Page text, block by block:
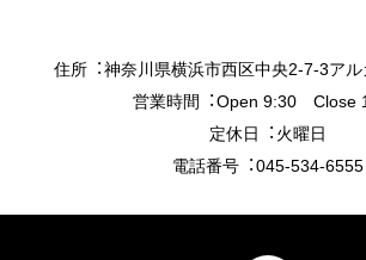
住所︓神奈川県横浜市西区中央2-7-3ア
営業時間︓Open 9:30 Close
定休日︓火曜日
電話番号︓045-534-6555